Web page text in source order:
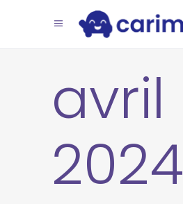
avril
2024